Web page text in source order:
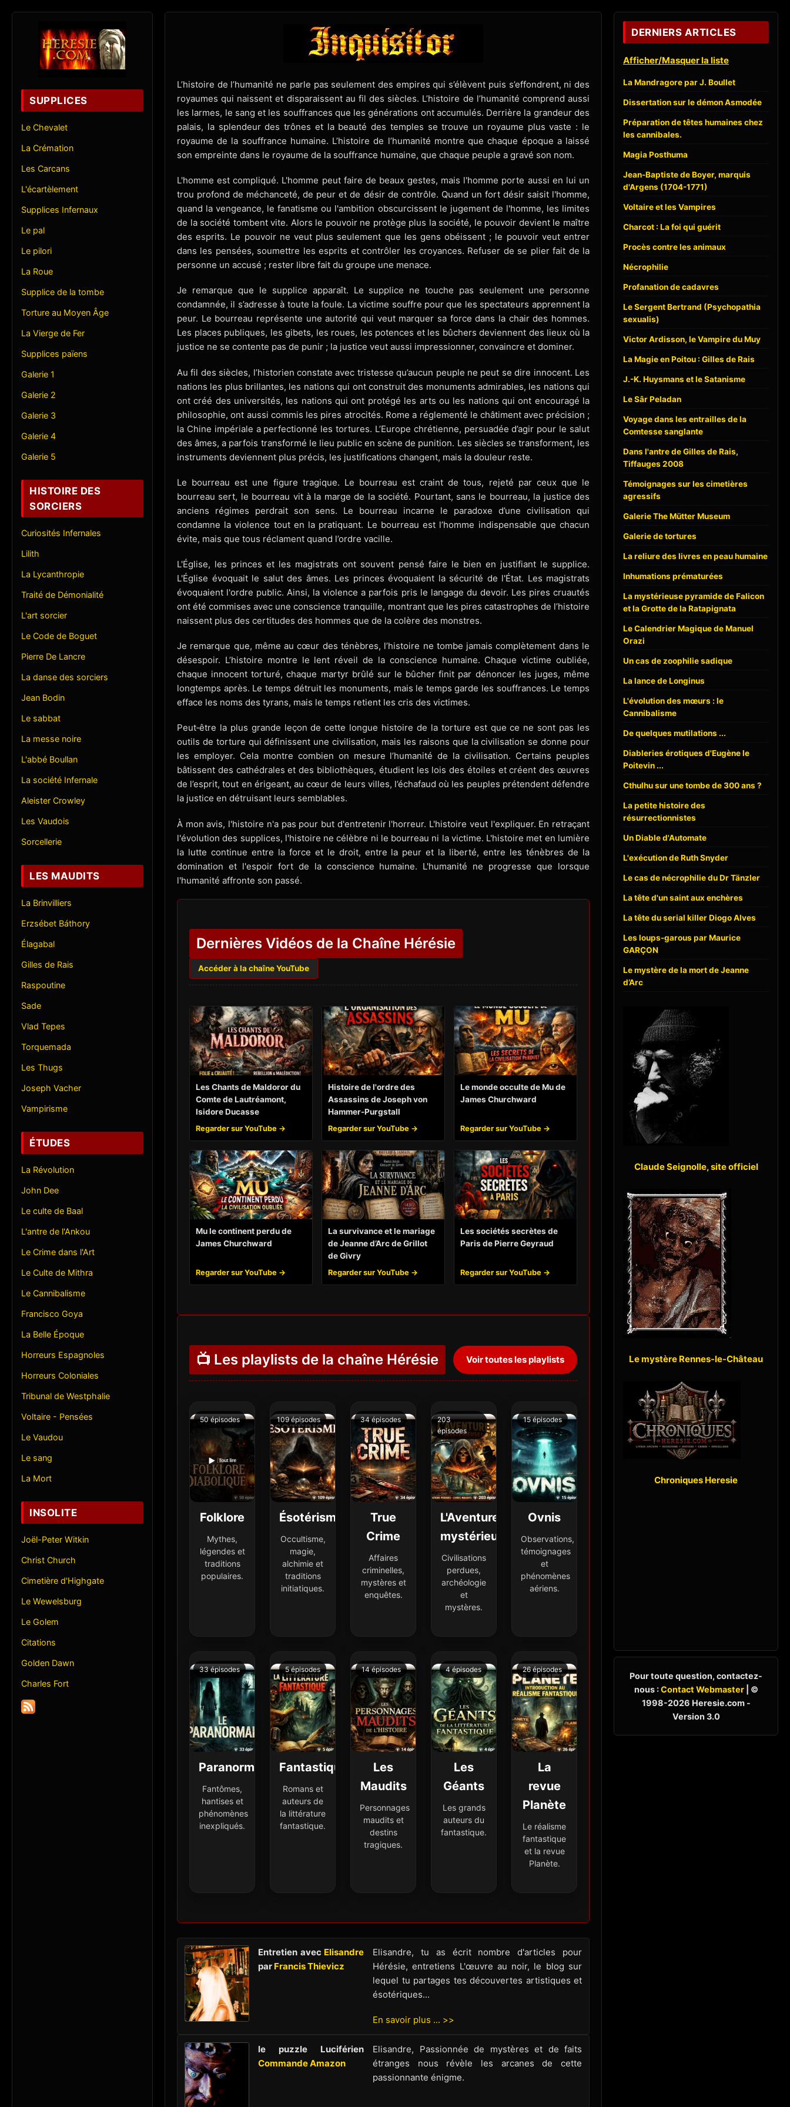
SUPPLICES
Le Chevalet
La Crémation
Les Carcans
L'écartèlement
Supplices Infernaux
Le pal
Le pilori
La Roue
Supplice de la tombe
Torture au Moyen Âge
La Vierge de Fer
Supplices païens
Galerie 1
Galerie 2
Galerie 3
Galerie 4
Galerie 5
HISTOIRE DES
SORCIERS
Curiosités Infernales
Lilith
La Lycanthropie
Traité de Démonialité
L'art sorcier
Le Code de Boguet
Pierre De Lancre
La danse des sorciers
Jean Bodin
Le sabbat
La messe noire
L'abbé Boullan
La société Infernale
Aleister Crowley
Les Vaudois
Sorcellerie
LES MAUDITS
La Brinvilliers
Erzsébet Báthory
Élagabal
Gilles de Rais
Raspoutine
Sade
Vlad Tepes
Torquemada
Les Thugs
Joseph Vacher
Vampirisme
ÉTUDES
La Révolution
John Dee
Le culte de Baal
L'antre de l'Ankou
Le Crime dans l'Art
Le Culte de Mithra
Le Cannibalisme
Francisco Goya
La Belle Époque
Horreurs Espagnoles
Horreurs Coloniales
Tribunal de Westphalie
Voltaire - Pensées
Le Vaudou
Le sang
La Mort
INSOLITE
Joël-Peter Witkin
Christ Church
Cimetière d'Highgate
Le Wewelsburg
Le Golem
Citations
Golden Dawn
Charles Fort
L’histoire de l’humanité ne parle pas seulement des empires qui s’élèvent puis s’effondrent, ni des
royaumes qui naissent et disparaissent au fil des siècles. L’histoire de l’humanité comprend aussi
les larmes, le sang et les souffrances que les générations ont accumulés. Derrière la grandeur des
palais, la splendeur des trônes et la beauté des temples se trouve un royaume plus vaste : le
royaume de la souffrance humaine. L’histoire de l’humanité montre que chaque époque a laissé
son empreinte dans le royaume de la souffrance humaine, que chaque peuple a gravé son nom.
L'homme est compliqué. L'homme peut faire de beaux gestes, mais l'homme porte aussi en lui un
trou profond de méchanceté, de peur et de désir de contrôle. Quand un fort désir saisit l'homme,
quand la vengeance, le fanatisme ou l'ambition obscurcissent le jugement de l'homme, les limites
de la société tombent vite. Alors le pouvoir ne protège plus la société, le pouvoir devient le maître
des esprits. Le pouvoir ne veut plus seulement que les gens obéissent ; le pouvoir veut entrer
dans les pensées, soumettre les esprits et contrôler les croyances. Refuser de se plier fait de la
personne un accusé ; rester libre fait du groupe une menace.
Je remarque que le supplice apparaît. Le supplice ne touche pas seulement une personne
condamnée, il s’adresse à toute la foule. La victime souffre pour que les spectateurs apprennent la
peur. Le bourreau représente une autorité qui veut marquer sa force dans la chair des hommes.
Les places publiques, les gibets, les roues, les potences et les bûchers deviennent des lieux où la
justice ne se contente pas de punir ; la justice veut aussi impressionner, convaincre et dominer.
Au fil des siècles, l’historien constate avec tristesse qu’aucun peuple ne peut se dire innocent. Les
nations les plus brillantes, les nations qui ont construit des monuments admirables, les nations qui
ont créé des universités, les nations qui ont protégé les arts ou les nations qui ont encouragé la
philosophie, ont aussi commis les pires atrocités. Rome a réglementé le châtiment avec précision ;
la Chine impériale a perfectionné les tortures. L’Europe chrétienne, persuadée d’agir pour le salut
des âmes, a parfois transformé le lieu public en scène de punition. Les siècles se transforment, les
instruments deviennent plus précis, les justifications changent, mais la douleur reste.
Le bourreau est une figure tragique. Le bourreau est craint de tous, rejeté par ceux que le
bourreau sert, le bourreau vit à la marge de la société. Pourtant, sans le bourreau, la justice des
anciens régimes perdrait son sens. Le bourreau incarne le paradoxe d’une civilisation qui
condamne la violence tout en la pratiquant. Le bourreau est l’homme indispensable que chacun
évite, mais que tous réclament quand l’ordre vacille.
L'Église, les princes et les magistrats ont souvent pensé faire le bien en justifiant le supplice.
L'Église évoquait le salut des âmes. Les princes évoquaient la sécurité de l'État. Les magistrats
évoquaient l'ordre public. Ainsi, la violence a parfois pris le langage du devoir. Les pires cruautés
ont été commises avec une conscience tranquille, montrant que les pires catastrophes de l’histoire
naissent plus des certitudes des hommes que de la colère des monstres.
Je remarque que, même au cœur des ténèbres, l’histoire ne tombe jamais complètement dans le
désespoir. L’histoire montre le lent réveil de la conscience humaine. Chaque victime oubliée,
chaque innocent torturé, chaque martyr brûlé sur le bûcher finit par dénoncer les juges, même
longtemps après. Le temps détruit les monuments, mais le temps garde les souffrances. Le temps
efface les noms des tyrans, mais le temps retient les cris des victimes.
Peut‑être la plus grande leçon de cette longue histoire de la torture est que ce ne sont pas les
outils de torture qui définissent une civilisation, mais les raisons que la civilisation se donne pour
les employer. Cela montre combien on mesure l’humanité de la civilisation. Certains peuples
bâtissent des cathédrales et des bibliothèques, étudient les lois des étoiles et créent des œuvres
de l’esprit, tout en érigeant, au cœur de leurs villes, l’échafaud où les peuples prétendent défendre
la justice en détruisant leurs semblables.
À mon avis, l'histoire n'a pas pour but d'entretenir l'horreur. L'histoire veut l'expliquer. En retraçant
l'évolution des supplices, l'histoire ne célèbre ni le bourreau ni la victime. L'histoire met en lumière
la lutte continue entre la force et le droit, entre la peur et la liberté, entre les ténèbres de la
domination et l'espoir fort de la conscience humaine. L'humanité ne progresse que lorsque
l'humanité affronte son passé.
Dernières Vidéos de la Chaîne Hérésie
Accéder à la chaîne YouTube
Les Chants de Maldoror du
Comte de Lautréamont,
Isidore Ducasse
Regarder sur YouTube →
Histoire de l'ordre des
Assassins de Joseph von
Hammer-Purgstall
Regarder sur YouTube →
Le monde occulte de Mu de
James Churchward
Regarder sur YouTube →
Mu le continent perdu de
James Churchward
Regarder sur YouTube →
La survivance et le mariage
de Jeanne d’Arc de Grillot
de Givry
Regarder sur YouTube →
Les sociétés secrètes de
Paris de Pierre Geyraud
Regarder sur YouTube →
📺 Les playlists de la chaîne Hérésie Voir toutes les playlists
50 épisodes
Folklore
Mythes,
légendes et
traditions
populaires.
109 épisodes
Ésotérisme
Occultisme,
magie,
alchimie et
traditions
initiatiques.
34 épisodes
True
Crime
Affaires
criminelles,
mystères et
enquêtes.
203
épisodes
L'Aventure
mystérieuse
Civilisations
perdues,
archéologie
et
mystères.
15 épisodes
Ovnis
Observations,
témoignages
et
phénomènes
aériens.
33 épisodes
Paranormal
Fantômes,
hantises et
phénomènes
inexpliqués.
5 épisodes
Fantastique
Romans et
auteurs de
la littérature
fantastique.
14 épisodes
Les
Maudits
Personnages
maudits et
destins
tragiques.
4 épisodes
Les
Géants
Les grands
auteurs du
fantastique.
26 épisodes
La
revue
Planète
Le réalisme
fantastique
et la revue
Planète.
Entretien avec Elisandre
par Francis Thievicz
Elisandre, tu as écrit nombre d'articles pour
Hérésie, entretiens L'œuvre au noir, le blog sur
lequel tu partages tes découvertes artistiques et
ésotériques...
En savoir plus ... >>
le puzzle Luciférien
Commande Amazon
Elisandre, Passionnée de mystères et de faits
étranges nous révèle les arcanes de cette
passionnante énigme.
DERNIERS ARTICLES
Afficher/Masquer la liste
La Mandragore par J. Boullet
Dissertation sur le démon Asmodée
Préparation de têtes humaines chez
les cannibales.
Magia Posthuma
Jean-Baptiste de Boyer, marquis
d'Argens (1704-1771)
Voltaire et les Vampires
Charcot : La foi qui guérit
Procès contre les animaux
Nécrophilie
Profanation de cadavres
Le Sergent Bertrand (Psychopathia
sexualis)
Victor Ardisson, le Vampire du Muy
La Magie en Poitou : Gilles de Rais
J.-K. Huysmans et le Satanisme
Le Sâr Peladan
Voyage dans les entrailles de la
Comtesse sanglante
Dans l'antre de Gilles de Rais,
Tiffauges 2008
Témoignages sur les cimetières
agressifs
Galerie The Mütter Museum
Galerie de tortures
La reliure des livres en peau humaine
Inhumations prématurées
La mystérieuse pyramide de Falicon
et la Grotte de la Ratapignata
Le Calendrier Magique de Manuel
Orazi
Un cas de zoophilie sadique
La lance de Longinus
L'évolution des mœurs : le
Cannibalisme
De quelques mutilations ...
Diableries érotiques d'Eugène le
Poitevin ...
Cthulhu sur une tombe de 300 ans ?
La petite histoire des
résurrectionnistes
Un Diable d'Automate
L'exécution de Ruth Snyder
Le cas de nécrophilie du Dr Tänzler
La tête d'un saint aux enchères
La tête du serial killer Diogo Alves
Les loups-garous par Maurice
GARÇON
Le mystère de la mort de Jeanne
d’Arc
Claude Seignolle, site officiel
Le mystère Rennes-le-Château
Chroniques Heresie
Pour toute question, contactez-
nous :Contact Webmaster| ©
1998-2026 Heresie.com -
Version 3.0